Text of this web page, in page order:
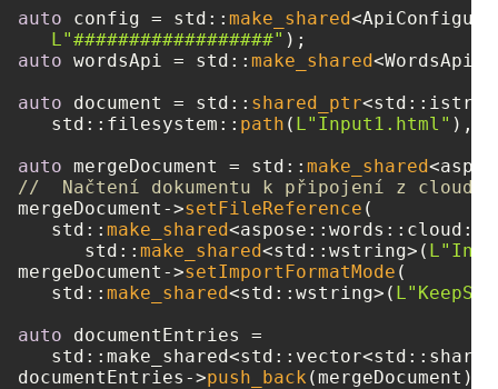
auto config = std:: make_shared
L"##################"
auto wordsApi = std:: make_shared
auto document = std:: shared_ptr
   std::filesystem::
path ( L"Input1.html" ),
auto mergeDocument = std:: make_shared
//  Načtení dokumentu k připojení z
mergeDocument->setFileReference (
   std::
make_shared
      std::
make_shared<std::wstring>(
mergeDocument->setImportFormatMode (
   std::
make_shared<std::wstring>(
auto documentEntries =
documentEntries->push_back (mergeDocument);